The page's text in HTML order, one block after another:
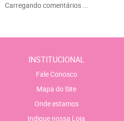
Carregando comentários ...
INSTITUCIONAL
Fale Conosco
Mapa do Site
Onde estamos
Indique nossa Loja